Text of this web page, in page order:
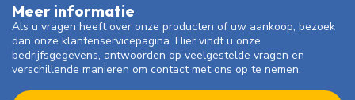
Meer informatie
Als u vragen heeft over onze producten of uw aankoop, bezoek
dan onze klantenservicepagina. Hier vindt u onze
bedrijfsgegevens, antwoorden op veelgestelde vragen en
verschillende manieren om contact met ons op te nemen.